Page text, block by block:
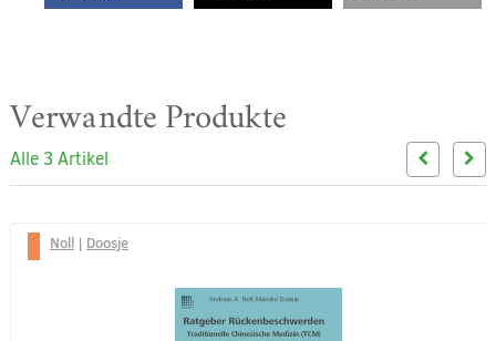
Verwandte Produkte
Alle 3 Artikel
Noll| Doosje